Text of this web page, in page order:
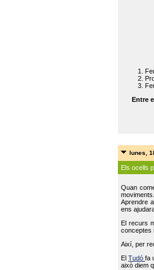
Entre
lunes,
Els ocells
Quan
Aprendre
ens
El recurs
conceptes
Així, per
ElTudófa
això diem